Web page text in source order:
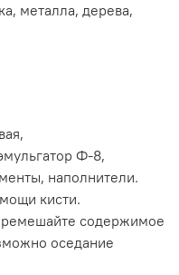
металла, дерева,
Ф-8,
наполнители.
кисти.
содержимое
оседание